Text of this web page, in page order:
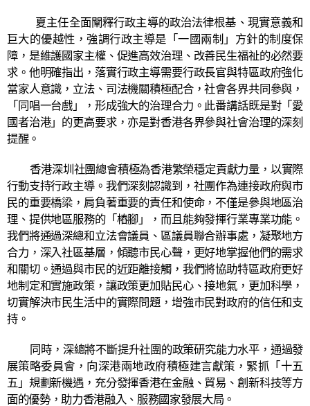
夏主任全面闡釋行政主導的政治法律根基、現實意義和
巨大的優越性，強調行政主導是「一國兩制」方針的制度保
障，是維護國家主權、促進高效治理、改善民生福祉的必然要
求。他明確指出，落實行政主導需要行政長官與特區政府強化
當家人意識，立法、司法機關積極配合，社會各界共同參與，
「同唱一台戲」，形成強大的治理合力。此番講話既是對「愛
國者治港」的更高要求，亦是對香港各界參與社會治理的深刻
提醒。
香港深圳社團總會積極為香港繁榮穩定貢獻力量，以實際
行動支持行政主導。我們深刻認識到，社團作為連接政府與市
民的重要橋梁，肩負著重要的責任和使命，不僅是參與地區治
理、提供地區服務的「樁腳」，而且能夠發揮行業專業功能。
我們將通過深總和立法會議員、區議員聯合辦事處，凝聚地方
合力，深入社區基層，傾聽市民心聲，更好地掌握他們的需求
和關切。通過與市民的近距離接觸，我們將協助特區政府更好
地制定和實施政策，讓政策更加貼民心、接地氣，更加科學，
切實解決市民生活中的實際問題，增強市民對政府的信任和支
持。
同時，深總將不斷提升社團的政策研究能力水平，通過發
展策略委員會，向深港兩地政府積極建言獻策，緊抓「十五
五」規劃新機遇，充分發揮香港在金融、貿易、創新科技等方
面的優勢，助力香港融入、服務國家發展大局。